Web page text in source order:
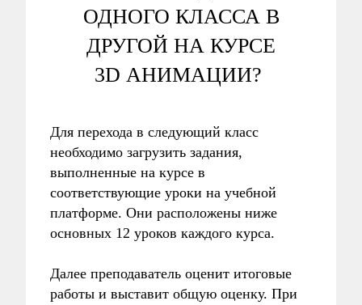
ОДНОГО КЛАССА В
ДРУГОЙ НА КУРСЕ
3D АНИМАЦИИ?
Для перехода в следующий класс
необходимо загрузить задания,
выполненные на курсе в
соответствующие уроки на учебной
платформе. Они расположены ниже
основных 12 уроков каждого курса.
Далее преподаватель оценит итоговые
работы и выставит общую оценку. При